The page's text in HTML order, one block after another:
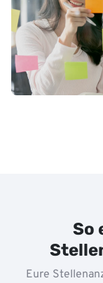
So
Eure